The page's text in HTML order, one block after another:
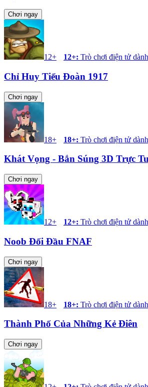
Chơi ngay
12+ 12+: Trò chơi điện tử
Chỉ Huy Tiểu Đoàn 1917
Chơi ngay
18+ 18+: Trò chơi điện tử
Khát Vọng - Bắn Súng 3D Trực
Chơi ngay
12+ 12+: Trò chơi điện tử
Noob Đối Đầu FNAF
Chơi ngay
18+ 18+: Trò chơi điện tử
Thành Phố Của Những Kẻ Điên
Chơi ngay